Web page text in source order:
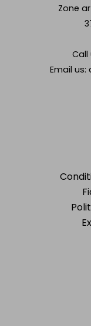
Zone
Call
Email us: